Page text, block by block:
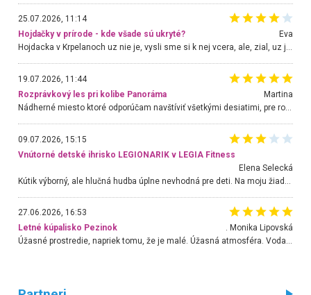
25.07.2026, 11:14
Hojdačky v prírode - kde všade sú ukryté?
Eva
Hojdacka v Krpelanoch uz nie je, vysli sme si k nej vcera, ale, zial, uz je znicena. Ak sem planujete cestu len kvoli hojdacke, mozete si ju usetrit. Krasny vyhlad je tu vsak aj bez hojdacky :-)
19.07.2026, 11:44
Rozprávkový les pri kolibe Panoráma
Martina
Nádherné miesto ktoré odporúčam navštíviť všetkými desiatimi, pre rodiny s deťmi, dôchodcom... Proste a jednoducho ozaj rozprávkový les.. určite ešte prídeme. Odniesli sme si na pamiatku krásne tričká,
09.07.2026, 15:15
Vnútorné detské ihrisko LEGIONARIK v LEGIA Fitness
Elena Selecká
27.06.2026, 16:53
Letné kúpalisko Pezinok
. Monika Lipovská
Úžasné prostredie, napriek tomu, že je malé. Úžasná atmosféra. Voda fantastická a nádherná. Ľudí je pomerne veľa, ale su mili a ohľaduplní. Je veľmi zaujímavé sledovať, ako dokážu spolu športovať cudzí ľudia a bez ohľadu na vek. Vládne tu pohoda. Vnuka neviem dostať z vody. Ďakujem za krásny deň . Urcite sa sem vrátim. Jediný problém je s parkovaním, ale aj ten sa mi podarilo vyriešiť. Monika Bratislava